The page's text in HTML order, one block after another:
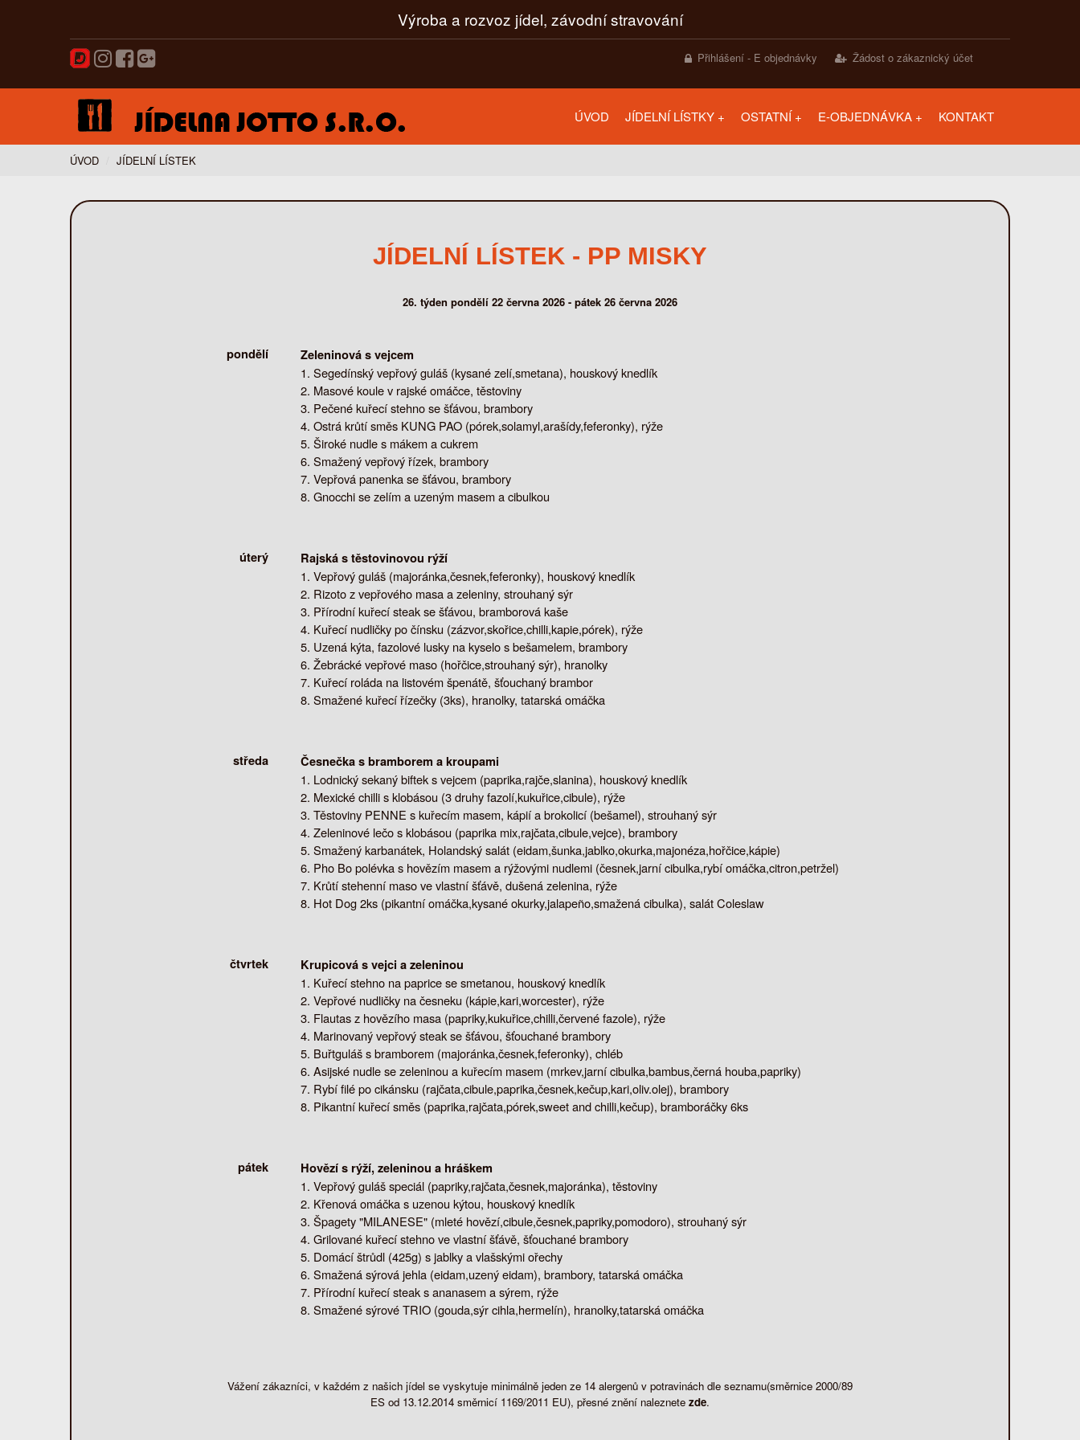
Výroba a rozvoz jídel, závodní stravování
Přihlášení - E objednávky Žádost o zákaznický účet
ÚVOD JÍDELNÍ LÍSTKY OSTATNÍ E-OBJEDNÁVKA KONTAKT
ÚVOD JÍDELNÍ LÍSTEK
JÍDELNÍ LÍSTEK - PP MISKY
26. týden pondělí 22 června 2026 - pátek 26 června 2026
pondělí
Zeleninová s vejcem
Segedínský vepřový guláš (kysané zelí,smetana), houskový knedlík
Masové koule v rajské omáčce, těstoviny
Pečené kuřecí stehno se šťávou, brambory
Ostrá krůtí směs KUNG PAO (pórek,solamyl,arašídy,feferonky), rýže
Široké nudle s mákem a cukrem
Smažený vepřový řízek, brambory
Vepřová panenka se šťávou, brambory
Gnocchi se zelím a uzeným masem a cibulkou
úterý
Rajská s těstovinovou rýží
Vepřový guláš (majoránka,česnek,feferonky), houskový knedlík
Rizoto z vepřového masa a zeleniny, strouhaný sýr
Přírodní kuřecí steak se šťávou, bramborová kaše
Kuřecí nudličky po čínsku (zázvor,skořice,chilli,kapie,pórek), rýže
Uzená kýta, fazolové lusky na kyselo s bešamelem, brambory
Žebrácké vepřové maso (hořčice,strouhaný sýr), hranolky
Kuřecí roláda na listovém špenátě, šťouchaný brambor
Smažené kuřecí řízečky (3ks), hranolky, tatarská omáčka
středa
Česnečka s bramborem a kroupami
Lodnický sekaný biftek s vejcem (paprika,rajče,slanina), houskový knedlík
Mexické chilli s klobásou (3 druhy fazolí,kukuřice,cibule), rýže
Těstoviny PENNE s kuřecím masem, kápií a brokolicí (bešamel), strouhaný sýr
Zeleninové lečo s klobásou (paprika mix,rajčata,cibule,vejce), brambory
Smažený karbanátek, Holandský salát (eidam,šunka,jablko,okurka,majonéza,hořčice,kápie)
Pho Bo polévka s hovězím masem a rýžovými nudlemi (česnek,jarní cibulka,rybí omáčka,citron,petržel)
Krůtí stehenní maso ve vlastní šťávě, dušená zelenina, rýže
Hot Dog 2ks (pikantní omáčka,kysané okurky,jalapeño,smažená cibulka), salát Coleslaw
čtvrtek
Krupicová s vejci a zeleninou
Kuřecí stehno na paprice se smetanou, houskový knedlík
Vepřové nudličky na česneku (kápie,kari,worcester), rýže
Flautas z hovězího masa (papriky,kukuřice,chilli,červené fazole), rýže
Marinovaný vepřový steak se šťávou, šťouchané brambory
Buřtguláš s bramborem (majoránka,česnek,feferonky), chléb
Asijské nudle se zeleninou a kuřecím masem (mrkev,jarní cibulka,bambus,černá houba,papriky)
Rybí filé po cikánsku (rajčata,cibule,paprika,česnek,kečup,kari,oliv.olej), brambory
Pikantní kuřecí směs (paprika,rajčata,pórek,sweet and chilli,kečup), bramboráčky 6ks
pátek
Hovězí s rýží, zeleninou a hráškem
Vepřový guláš speciál (papriky,rajčata,česnek,majoránka), těstoviny
Křenová omáčka s uzenou kýtou, houskový knedlík
Špagety "MILANESE" (mleté hovězí,cibule,česnek,papriky,pomodoro), strouhaný sýr
Grilované kuřecí stehno ve vlastní šťávě, šťouchané brambory
Domácí štrůdl (425g) s jablky a vlašskými ořechy
Smažená sýrová jehla (eidam,uzený eidam), brambory, tatarská omáčka
Přírodní kuřecí steak s ananasem a sýrem, rýže
Smažené sýrové TRIO (gouda,sýr cihla,hermelín), hranolky,tatarská omáčka
Vážení zákazníci, v každém z našich jídel se vyskytuje minimálně jeden ze 14 alergenů v potravinách dle seznamu(směrnice 2000/89
ES od 13.12.2014 směrnicí 1169/2011 EU), přesné znění naleznete zde.